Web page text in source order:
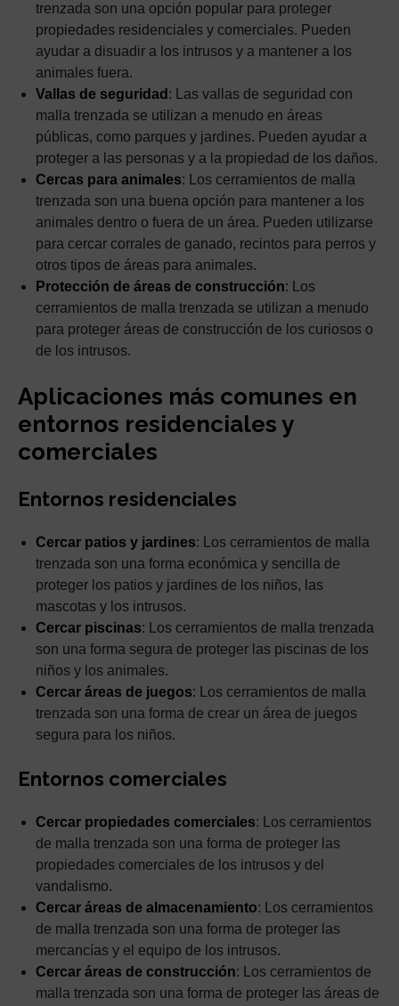
trenzada son una opción popular para proteger
propiedades residenciales y comerciales. Pueden
ayudar a disuadir a los intrusos y a mantener a los
animales fuera.
Vallas de seguridad : Las vallas de seguridad con
malla trenzada se utilizan a menudo en áreas
públicas, como parques y jardines. Pueden ayudar a
proteger a las personas y a la propiedad de los daños.
Cercas para animales: Los cerramientos de malla
trenzada son una buena opción para mantener a los
animales dentro o fuera de un área. Pueden utilizarse
para cercar corrales de ganado, recintos para perros y
otros tipos de áreas para animales.
Protección de áreas de construcción: Los
cerramientos de malla trenzada se utilizan a menudo
para proteger áreas de construcción de los curiosos o
de los intrusos.
Aplicaciones más comunes en
entornos residenciales y
comerciales
Entornos residenciales
Cercar patios y jardines: Los cerramientos de malla
trenzada son una forma económica y sencilla de
proteger los patios y jardines de los niños, las
mascotas y los intrusos.
Cercar piscinas: Los cerramientos de malla trenzada
son una forma segura de proteger las piscinas de los
niños y los animales.
Cercar áreas de juegos: Los cerramientos de malla
trenzada son una forma de crear un área de juegos
segura para los niños.
Entornos comerciales
Cercar propiedades comerciales: Los cerramientos
de malla trenzada son una forma de proteger las
propiedades comerciales de los intrusos y del
vandalismo.
Cercar áreas de almacenamiento: Los cerramientos
de malla trenzada son una forma de proteger las
mercancías y el equipo de los intrusos.
Cercar áreas de construcción: Los cerramientos de
malla trenzada son una forma de proteger las áreas de